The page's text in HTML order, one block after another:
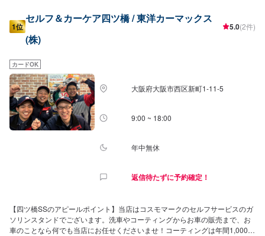
1位
セルフ＆カーケア四ツ橋 / 東洋カーマックス
(株)
5.0(2件)
カードOK
大阪府大阪市西区新町1-11-5
9:00 ~ 18:00
年中無休
返信待たずに予約確定！
【四ツ橋SSのアピールポイント】当店はコスモマークのセルフサービスのガ
ソリンスタンドでございます。洗車やコーティングからお車の販売まで、お
車のことなら何でも当店にお任せくださいませ！コーティングは年間1,000台